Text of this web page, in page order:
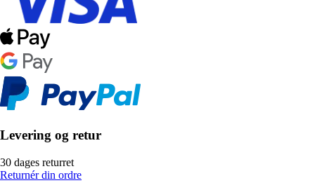
Levering og retur
30 dages returret
Returnér din ordre